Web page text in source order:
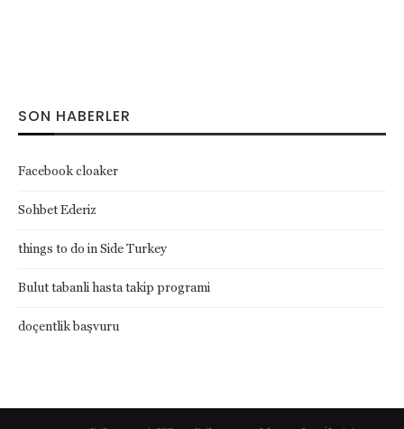
SON HABERLER
Facebook cloaker
Sohbet Ederiz
things to do in Side Turkey
Bulut tabanli hasta takip programi
doçentlik başvuru